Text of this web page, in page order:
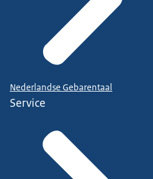
Nederlandse Gebarentaal
Service